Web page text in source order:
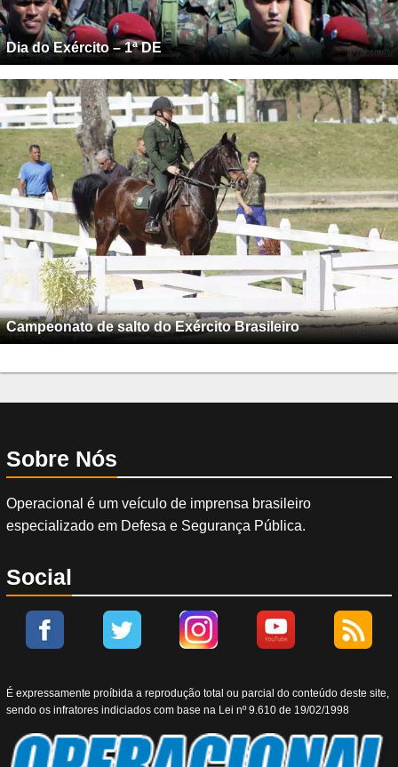
Dia do Exército – 1ª DE
Campeonato de salto do Exército Brasileiro
Sobre Nós
Operacional é um veículo de imprensa brasileiro
especializado em Defesa e Segurança Pública.
Social
É expressamente proíbida a reprodução total ou parcial do conteúdo deste site,
sendo os infratores indiciados com base na Lei nº 9.610 de 19/02/1998